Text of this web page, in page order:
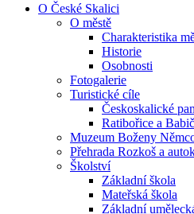
O České Skalici
O městě
Charakteristika
Historie
Osobnosti
Fotogalerie
Turistické cíle
Českoskalické
Ratibořice a
Muzeum Boženy
Přehrada Rozkoš a
Školství
Základní škola
Mateřská škola
Základní